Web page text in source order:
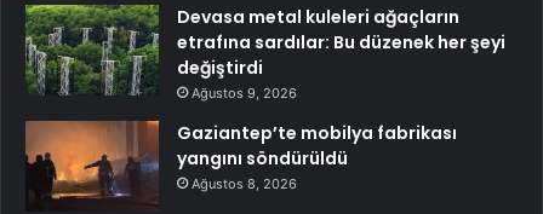
Devasa metal kuleleri ağaçların
etrafına sardılar: Bu düzenek her şeyi
değiştirdi
Ağustos 9, 2026
Gaziantep’te mobilya fabrikası
yangını söndürüldü
Ağustos 8, 2026